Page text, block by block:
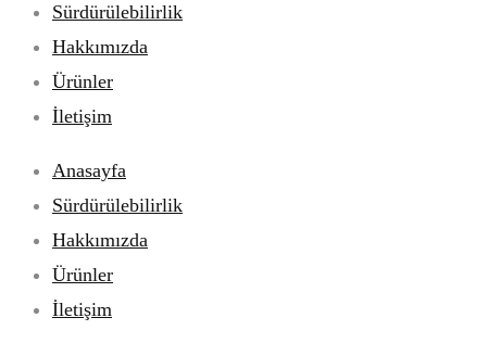
Sürdürülebilirlik
Hakkımızda
Ürünler
İletişim
Anasayfa
Sürdürülebilirlik
Hakkımızda
Ürünler
İletişim